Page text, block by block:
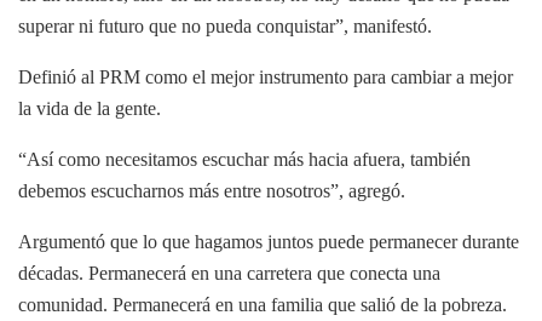
superar ni futuro que no pueda conquistar”, manifestó.
Definió al PRM como el mejor instrumento para cambiar a mejor
la vida de la gente.
“Así como necesitamos escuchar más hacia afuera, también
debemos escucharnos más entre nosotros”, agregó.
Argumentó que lo que hagamos juntos puede permanecer durante
décadas. Permanecerá en una carretera que conecta una
comunidad. Permanecerá en una familia que salió de la pobreza.